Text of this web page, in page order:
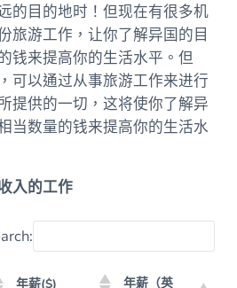
的目的地时！但现在有很多机
旅游工作，让你了解异国的目
钱来提高你的生活水平。但
可以通过从事旅游工作来进行
提供的一切，这将使你了解异
当数量的钱来提高你的生活水
入的工作
年薪($)
年薪（英